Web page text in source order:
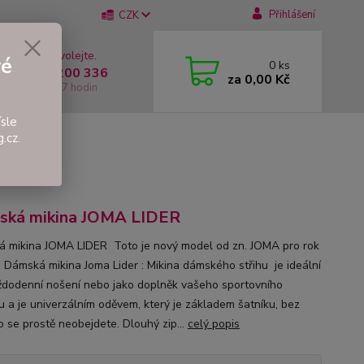
CZK Přihlášení
si rady? Zavolejte.
737 200 336
Pátek: 8 - 17 hodin
0 ks
za 0,00 Kč
LIDER
mikina JOMA LIDER
mikina JOMA LIDER Toto je nový model od zn. JOMA pro rok
Dámská mikina Joma Lider : Mikina dámského střihu je ideální
nošení nebo jako doplněk vašeho sportovního
a je univerzálním oděvem, který je základem šatníku, bez
se prostě neobejdete. Dlouhý zip... celý popis